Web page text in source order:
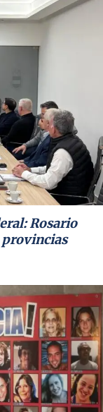
Rosario
provincias